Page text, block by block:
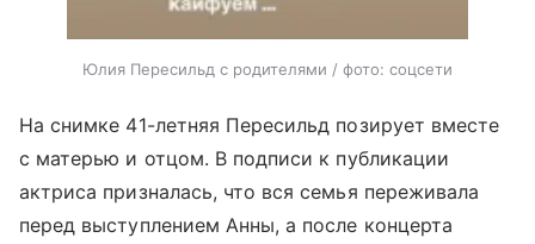
Юлия Пересильд с родителями / фото: соцсети
На снимке 41-летняя Пересильд позирует вместе
с матерью и отцом. В подписи к публикации
актриса призналась, что вся семья переживала
перед выступлением Анны, а после концерта